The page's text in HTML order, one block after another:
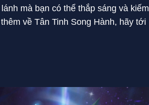
mà bạn có thể thắp sáng và kiếm
về Tân Tinh Song Hành, hãy tới